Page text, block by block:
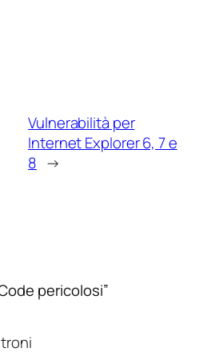
Vulnerabilità per
Internet Explorer 6, 7 e
8 →
pericolosi”